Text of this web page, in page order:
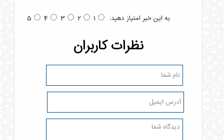
به این خبر امتیاز دهید: 1
2
3
4
5
نظرات کاربران